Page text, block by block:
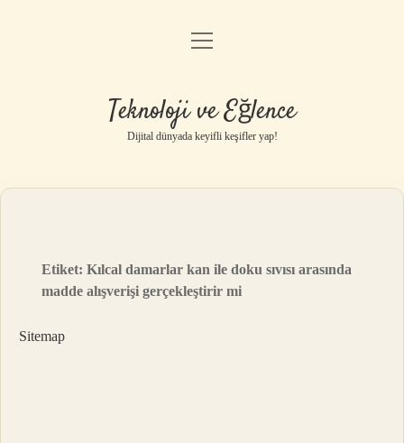
Anasayfa
Yasal Uyarı
menüyü
Teknoloji ve Eğlence
Dijital dünyada keyifli keşifler yap!
Etiket:Kılcal damarlar kan ile doku sıvısı arasında
madde alışverişi gerçekleştirir mi
Sitemap